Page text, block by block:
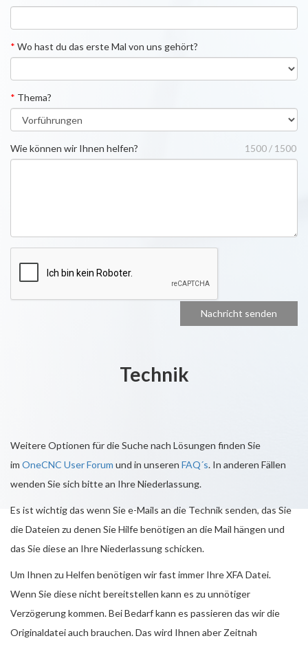
* Wo hast du das erste Mal von uns gehört?
* Thema?
Wie können wir Ihnen helfen? 1500 / 1500
Technik
Weitere Optionen für die Suche nach Lösungen finden Sie
im OneCNC User Forum und in unseren FAQ´s. In anderen Fällen
wenden Sie sich bitte an Ihre Niederlassung.
Es ist wichtig das wenn Sie e-Mails an die Technik senden, das Sie
die Dateien zu denen Sie Hilfe benötigen an die Mail hängen und
das Sie diese an Ihre Niederlassung schicken.
Um Ihnen zu Helfen benötigen wir fast immer Ihre XFA Datei.
Wenn Sie diese nicht bereitstellen kann es zu unnötiger
Verzögerung kommen. Bei Bedarf kann es passieren das wir die
Originaldatei auch brauchen. Das wird Ihnen aber Zeitnah